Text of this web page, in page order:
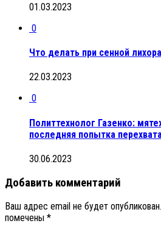
01.03.2023
0
Что делать при сенной
22.03.2023
0
Политтехнолог Газенко:
последняя попытка
30.06.2023
Добавить комментарий
Ваш адрес email не будет опубликован.
помечены *